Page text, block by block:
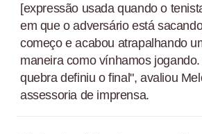
[expressão usada quando o
em que o adversário está
começo e acabou atrapalhando
maneira como vínhamos
quebra definiu o final", avaliou
assessoria de imprensa.